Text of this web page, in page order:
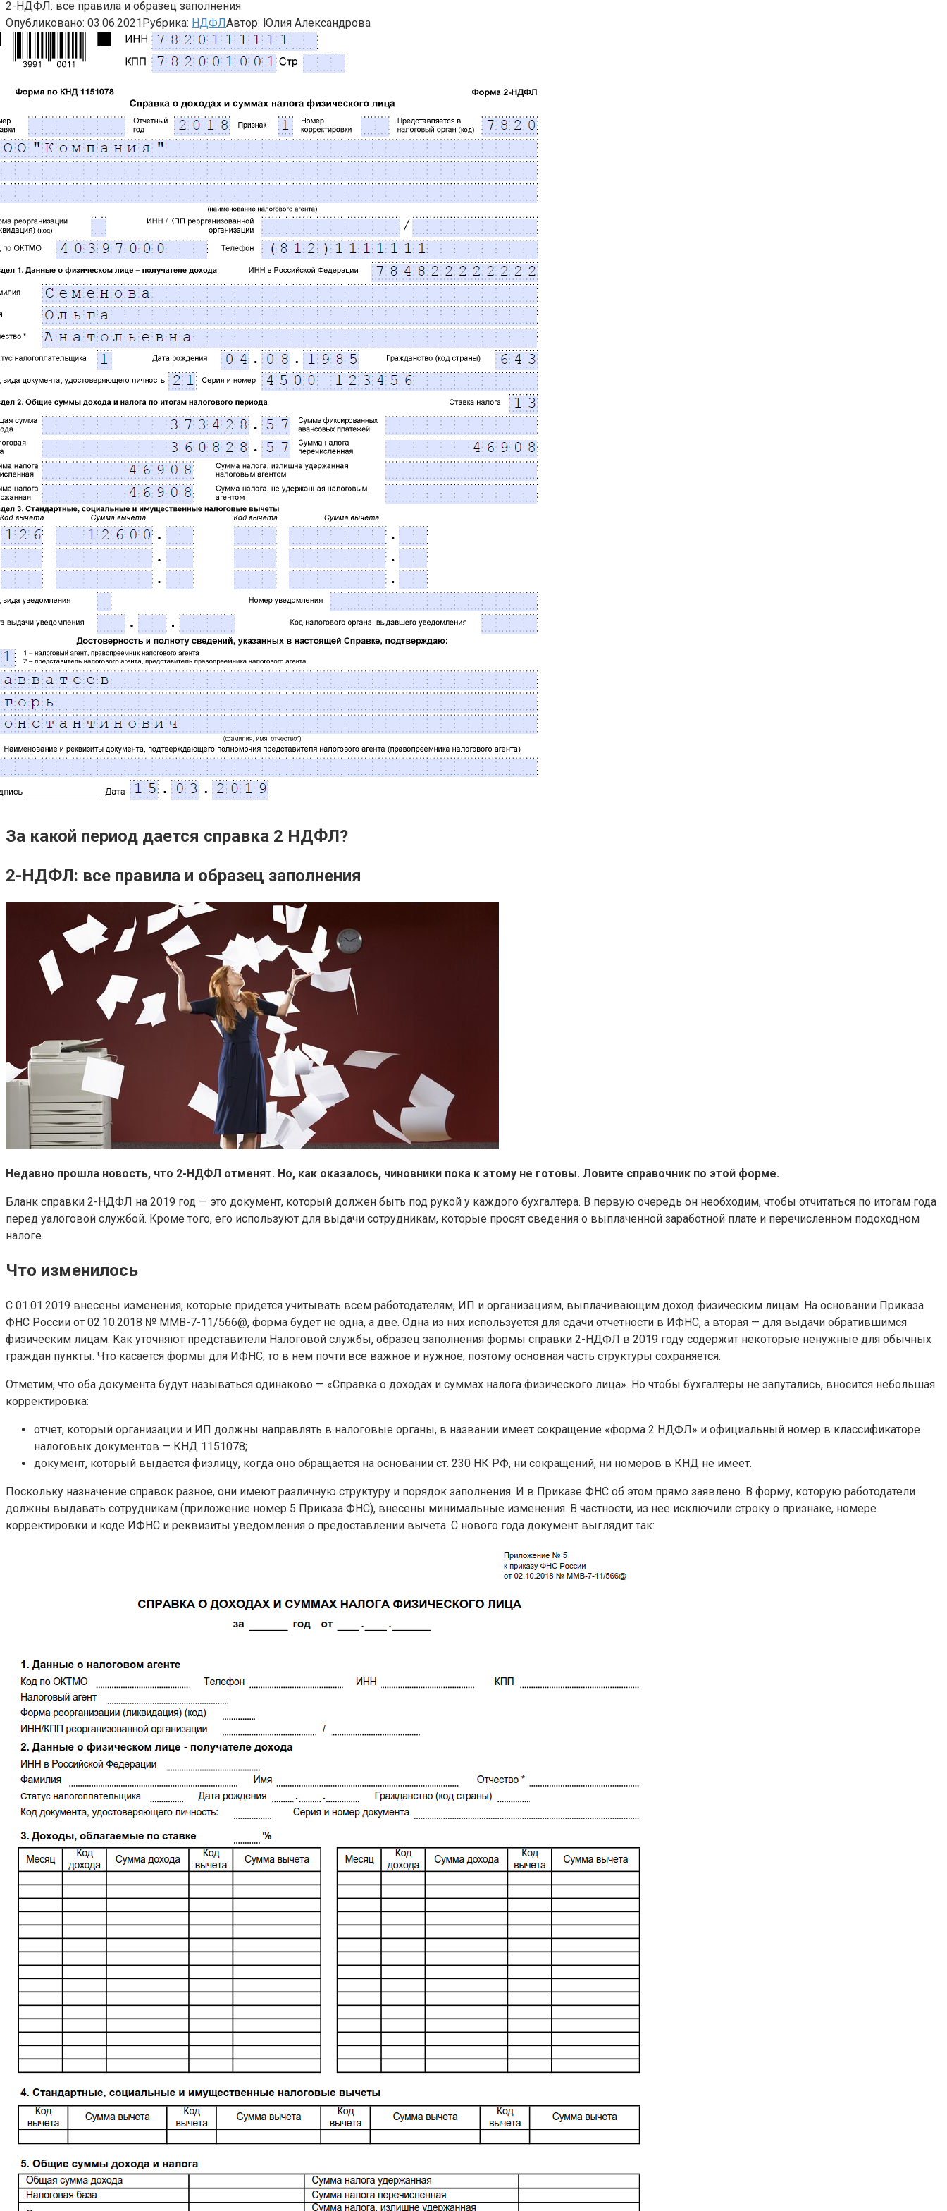
2-НДФЛ: все правила и образец заполнения
Опубликовано: 03.06.2021Рубрика: НДФЛАвтор: Юлия Александрова
За какой период дается справка 2 НДФЛ?
2-НДФЛ: все правила и образец заполнения
Недавно прошла новость, что 2-НДФЛ отменят. Но, как оказалось, чиновники пока к этому не готовы. Ловите справочник по этой форме.
Бланк справки 2-НДФЛ на 2019 год — это документ, который должен быть под рукой у каждого бухгалтера. В первую очередь он необходим, чтобы отчитаться по итогам года
перед yалоговой службой. Кроме того, его используют для выдачи сотрудникам, которые просят сведения о выплаченной заработной плате и перечисленном подоходном
налоге.
Что изменилось
С 01.01.2019 внесены изменения, которые придется учитывать всем работодателям, ИП и организациям, выплачивающим доход физическим лицам. На основании Приказа
ФНС России от 02.10.2018 № ММВ-7-11/566@, форма будет не одна, а две. Одна из них используется для сдачи отчетности в ИФНС, а вторая — для выдачи обратившимся
физическим лицам. Как уточняют представители Налоговой службы, образец заполнения формы справки 2-НДФЛ в 2019 году содержит некоторые ненужные для обычных
граждан пункты. Что касается формы для ИФНС, то в нем почти все важное и нужное, поэтому основная часть структуры сохраняется.
Отметим, что оба документа будут называться одинаково — «Справка о доходах и суммах налога физического лица». Но чтобы бухгалтеры не запутались, вносится небольшая
корректировка:
отчет, который организации и ИП должны направлять в налоговые органы, в названии имеет сокращение «форма 2 НДФЛ» и официальный номер в классификаторе
налоговых документов — КНД 1151078;
документ, который выдается физлицу, когда оно обращается на основании ст. 230 НК РФ, ни сокращений, ни номеров в КНД не имеет.
Поскольку назначение справок разное, они имеют различную структуру и порядок заполнения. И в Приказе ФНС об этом прямо заявлено. В форму, которую работодатели
должны выдавать сотрудникам (приложение номер 5 Приказа ФНС), внесены минимальные изменения. В частности, из нее исключили строку о признаке, номере
корректировки и коде ИФНС и реквизиты уведомления о предоставлении вычета. С нового года документ выглядит так: